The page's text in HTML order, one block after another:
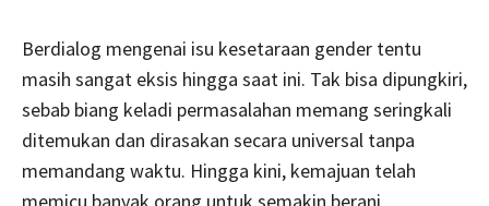
Berdialog mengenai isu kesetaraan gender tentu
masih sangat eksis hingga saat ini. Tak bisa dipungkiri,
sebab biang keladi permasalahan memang seringkali
ditemukan dan dirasakan secara universal tanpa
memandang waktu. Hingga kini, kemajuan telah